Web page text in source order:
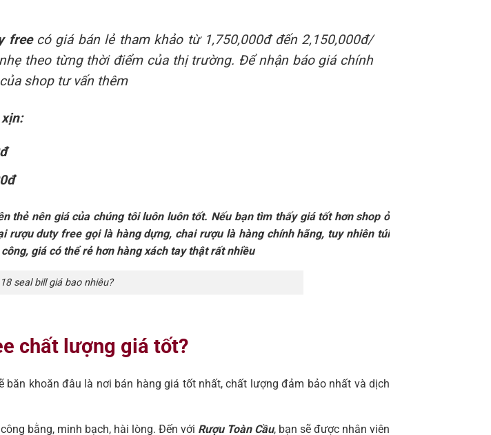
freecó giá bán lẻ tham khảo từ 1,750,000đ đến 2,150,000đ/
theo từng thời điểm của thị trường. Để nhận báo giá chính
shop tư vấn thêm
thẻ nên giá của chúng tôi luôn luôn tốt. Nếu bạn tìm thấy giá tốt hơn shop ở
duty free gọi là hàng dựng, chai rượu là hàng chính hãng, tuy nhiên túi
giá có thể rẻ hơn hàng xách tay thật rất nhiều
seal bill giá bao nhiêu?
chất lượng giá tốt?
băn khoăn đâu là nơi bán hàng giá tốt nhất, chất lượng đảm bảo nhất và dịch
bằng, minh bạch, hài lòng. Đến với Rượu Toàn Cầu, bạn sẽ được nhân viên